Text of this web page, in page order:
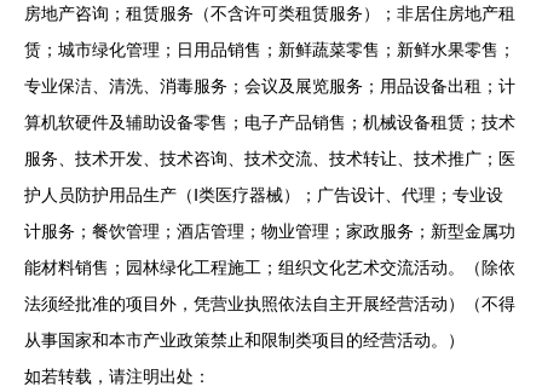
房地产咨询；租赁服务（不含许可类租赁服务）；非居住房地产租
赁；城市绿化管理；日用品销售；新鲜蔬菜零售；新鲜水果零售；
专业保洁、清洗、消毒服务；会议及展览服务；用品设备出租；计
算机软硬件及辅助设备零售；电子产品销售；机械设备租赁；技术
服务、技术开发、技术咨询、技术交流、技术转让、技术推广；医
护人员防护用品生产（Ⅰ类医疗器械）；广告设计、代理；专业设
计服务；餐饮管理；酒店管理；物业管理；家政服务；新型金属功
能材料销售；园林绿化工程施工；组织文化艺术交流活动。（除依
法须经批准的项目外，凭营业执照依法自主开展经营活动）（不得
从事国家和本市产业政策禁止和限制类项目的经营活动。）
如若转载，请注明出处：